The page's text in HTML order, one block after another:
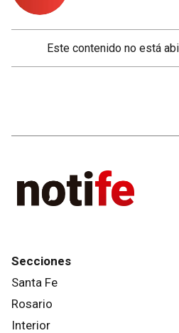
Este contenido no está
Secciones
Santa Fe
Rosario
Interior